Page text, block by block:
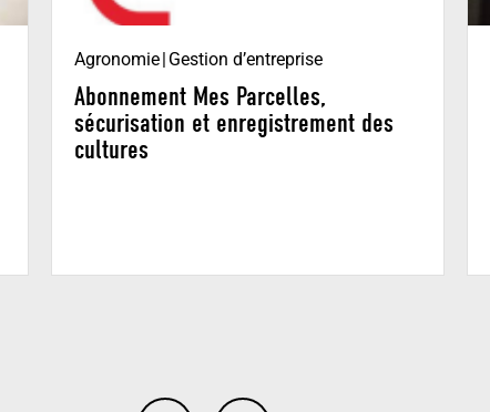
Agronomie Gestion d’entreprise
Abonnement Mes Parcelles,
sécurisation et enregistrement des
cultures